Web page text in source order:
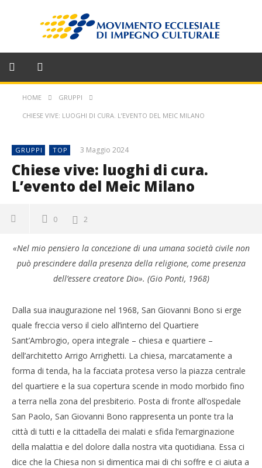
HOME GRUPPI
CHIESE VIVE: LUOGHI DI CURA. L’EVENTO DEL MEIC MILANO
GRUPPI TOP 3 Maggio 2024
Chiese vive: luoghi di cura.
L’evento del Meic Milano
0 2
«Nel mio pensiero la concezione di una umana società civile non
può prescindere dalla presenza della religione, come presenza
dell’essere creatore Dio». (Gio Ponti, 1968)
Dalla sua inaugurazione nel 1968, San Giovanni Bono si erge
quale freccia verso il cielo all’interno del Quartiere
Sant’Ambrogio, opera integrale – chiesa e quartiere –
dell’architetto Arrigo Arrighetti. La chiesa, marcatamente a
forma di tenda, ha la facciata protesa verso la piazza centrale
del quartiere e la sua copertura scende in modo morbido fino
a terra nella zona del presbiterio. Posta di fronte all’ospedale
San Paolo, San Giovanni Bono rappresenta un ponte tra la
città di tutti e la cittadella dei malati e sfida l’emarginazione
della malattia e del dolore dalla nostra vita quotidiana. Essa ci
dice che la Chiesa non si dimentica mai di chi soffre e ci aiuta a